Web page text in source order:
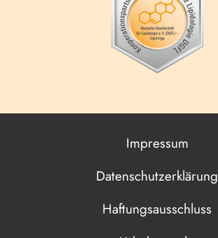
Impressum
Datenschutzerklärung
Haftungsausschluss